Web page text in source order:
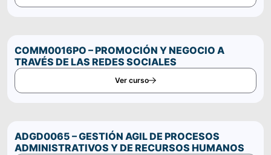
COMM0016PO – PROMOCIÓN Y NEGOCIO A
TRAVÉS DE LAS REDES SOCIALES
Ver curso
ADGD0065 – GESTIÓN AGIL DE PROCESOS
ADMINISTRATIVOS Y DE RECURSOS HUMANOS